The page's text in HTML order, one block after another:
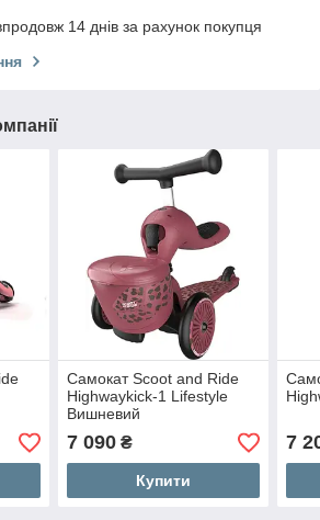
14 днів за рахунок покупця
Самокат Scoot and Ride
Highwaykick-1 Lifestyle
Вишневий
7 090₴
Купити
7